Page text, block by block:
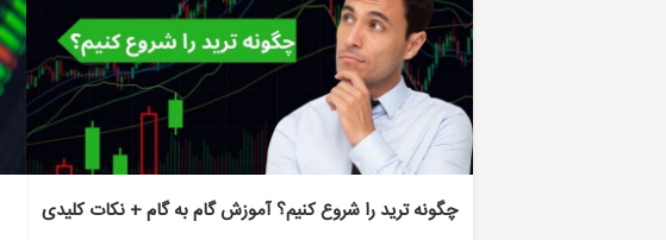
چگونه ترید را شروع کنیم؟ آموزش گام به گام + نکات کلیدی